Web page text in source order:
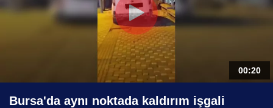
00:20
Bursa'da aynı noktada kaldırım işgali